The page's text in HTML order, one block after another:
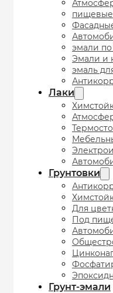
эмали по
Эмали и
эмаль
Лаки
Грунтовки
Для
Под
Грунт-эмали